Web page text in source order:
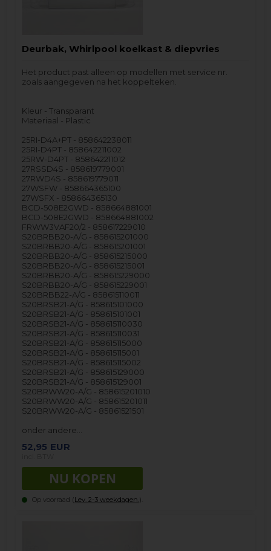
Deurbak, Whirlpool koelkast & diepvries
Het product past alleen op modellen met service nr.
zoals aangegeven na het koppelteken.
Kleur - Transparant
Materiaal - Plastic
25RI-D4A+PT - 858642238011
25RI-D4PT - 858642211002
25RW-D4PT - 858642211012
27RSSD4S - 858619779001
27RWD4S - 858619779011
27WSFW - 858664365100
27WSFX - 858664365130
BCD-508E2GWD - 858664881001
BCD-508E2GWD - 858664881002
FRWW3VAF20/2 - 858617229010
S20BRBB20-A/G - 858615201000
S20BRBB20-A/G - 858615201001
S20BRBB20-A/G - 858615215000
S20BRBB20-A/G - 858615215001
S20BRBB20-A/G - 858615229000
S20BRBB20-A/G - 858615229001
S20BRBB22-A/G - 858615110011
S20BRSB21-A/G - 858615101000
S20BRSB21-A/G - 858615101001
S20BRSB21-A/G - 858615110030
S20BRSB21-A/G - 858615110031
S20BRSB21-A/G - 858615115000
S20BRSB21-A/G - 858615115001
S20BRSB21-A/G - 858615115002
S20BRSB21-A/G - 858615129000
S20BRSB21-A/G - 858615129001
S20BRWW20-A/G - 858615201010
S20BRWW20-A/G - 858615201011
S20BRWW20-A/G - 85861521501
onder andere…
52,95 EUR
Op voorraad (Lev. 2-3 weekdagen. ).